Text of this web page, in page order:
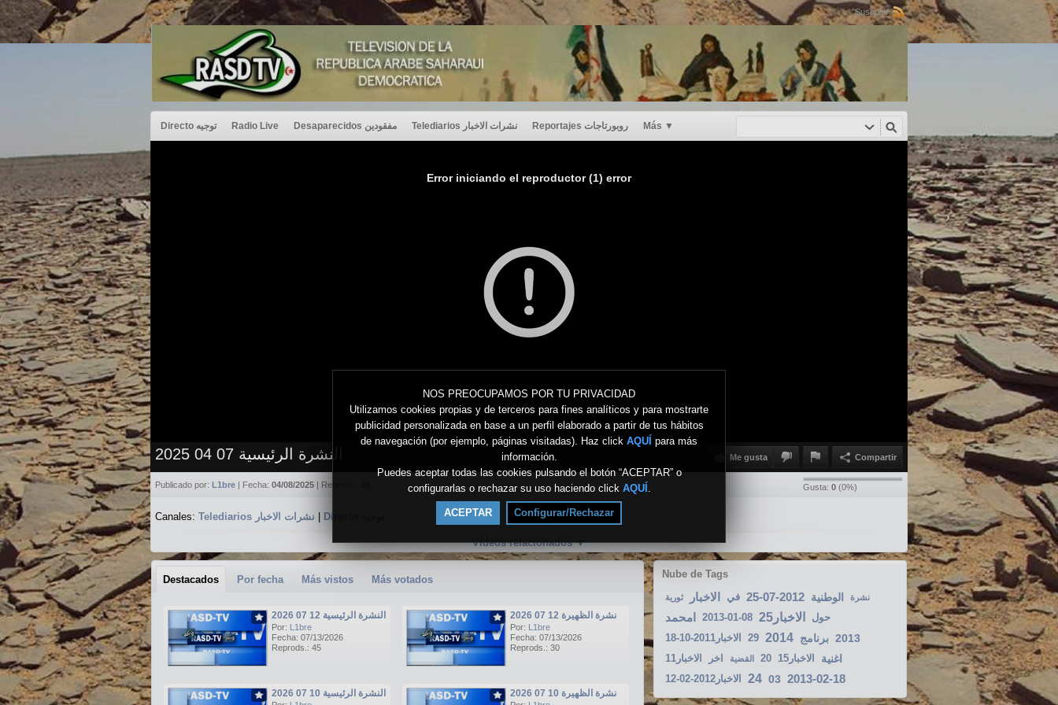
NOS PREOCUPAMOS POR TU PRIVACIDAD
Utilizamos cookies propias y de terceros para fines analíticos y para mostrarte
publicidad personalizada en base a un perfil elaborado a partir de tus hábitos
de navegación (por ejemplo, páginas visitadas). Haz click AQUÍ para más
información.
Puedes aceptar todas las cookies pulsando el botón “ACEPTAR” o
configurarlas o rechazar su uso haciendo click AQUÍ .
ACEPTAR Configurar/Rechazar
Suscribir:
Directo توجيه Radio Live Desaparecidos مفقودين Telediarios نشرات الاخبار Reportajes روبورتاجات Más ▼
Error iniciando el reproductor (1) error
Me gusta Compartir النشرة الرئيسية 07 04 2025
Gusta: 0 (0%)
Publicado por: L1bre | Fecha: 04/08/2025 | Reprods.:
Canales: Telediarios نشرات الاخبار
Vídeos relacionados▼
Nube de Tags
ثورية الاخبار في 25-07-2012 الوطنية نشرة
امحمد 2013-01-08 الاخبار25
حول
الاخبار2011-10-18
29 2014 برنامج 2013
الاخبار11 اخر القضية 20 الاخبار15 اغنية
الاخبار2012-02-12 24 03 2013-02-18
Destacados Por fecha Más vistos Más votados
النشرة الرئيسية 12 07 2026
Por: L1bre
Fecha: 07/13/2026
Reprods.: 45
نشرة الظهيرة 12 07 2026
Por: L1bre
Fecha: 07/13/2026
Reprods.: 30
النشرة الرئيسية 10 07 2026 نشرة الظهيرة 10 07 2026